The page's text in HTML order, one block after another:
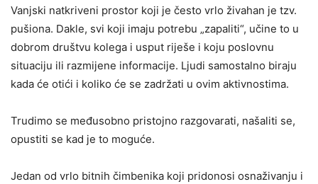
Vanjski natkriveni prostor koji je često vrlo živahan je tzv.
pušiona. Dakle, svi koji imaju potrebu „zapaliti“, učine to u
dobrom društvu kolega i usput riješe i koju poslovnu
situaciju ili razmijene informacije. Ljudi samostalno biraju
kada će otići i koliko će se zadržati u ovim aktivnostima.
Trudimo se međusobno pristojno razgovarati, našaliti se,
opustiti se kad je to moguće.
Jedan od vrlo bitnih čimbenika koji pridonosi osnaživanju i